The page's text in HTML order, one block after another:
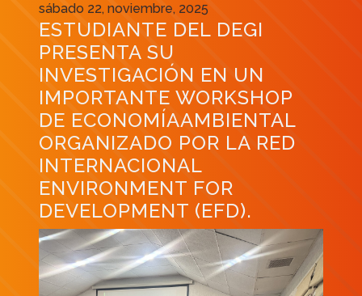
sábado 22, noviembre, 2025
ESTUDIANTE DEL DEGI
PRESENTA SU
INVESTIGACIÓN EN UN
IMPORTANTE WORKSHOP
DE ECONOMÍAAMBIENTAL
ORGANIZADO POR LA RED
INTERNACIONAL
ENVIRONMENT FOR
DEVELOPMENT (EFD).